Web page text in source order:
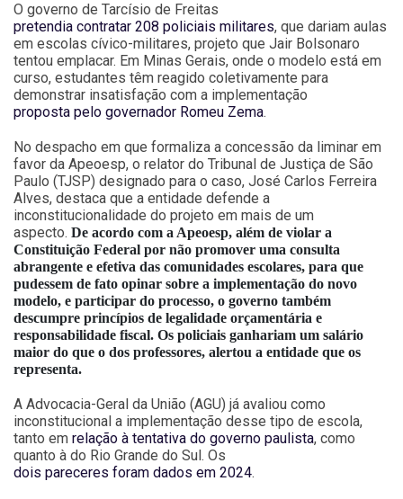
O governo de Tarcísio de Freitas
pretendia contratar 208 policiais militares, que dariam aulas
em escolas cívico-militares, projeto que Jair Bolsonaro
tentou emplacar. Em Minas Gerais, onde o modelo está em
curso, estudantes têm reagido coletivamente para
demonstrar insatisfação com a implementação
proposta pelo governador Romeu Zema.
No despacho em que formaliza a concessão da liminar em
favor da Apeoesp, o relator do Tribunal de Justiça de São
Paulo (TJSP) designado para o caso, José Carlos Ferreira
Alves, destaca que a entidade defende a
inconstitucionalidade do projeto em mais de um
aspecto. De acordo com a Apeoesp, além de violar a
Constituição Federal por não promover uma consulta
abrangente e efetiva das comunidades escolares, para que
pudessem de fato opinar sobre a implementação do novo
modelo, e participar do processo, o governo também
descumpre princípios de legalidade orçamentária e
responsabilidade fiscal. Os policiais ganhariam um salário
maior do que o dos professores, alertou a entidade que os
representa.
A Advocacia-Geral da União (AGU) já avaliou como
inconstitucional a implementação desse tipo de escola,
tanto em relação à tentativa do governo paulista, como
quanto à do Rio Grande do Sul. Os
dois pareceres foram dados em 2024.